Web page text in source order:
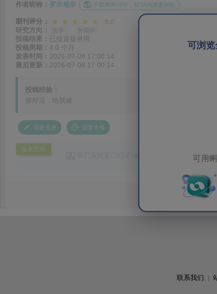
可浏
可用
作者昵称： 罗米地辛 下载蝌蝌APP，和TA沟通更轻松
期刊评分：
9.0
研究方向：
投稿结果： 已投直接录用
投稿周期： 4.0 个月
发表时间： 2026-07-08 17:00:14
最后更新： 2026-07-08 17:00:14
投稿经验：
接好运，给我破
我要点评 回复本楼
发表范例
英文累计
联系我们